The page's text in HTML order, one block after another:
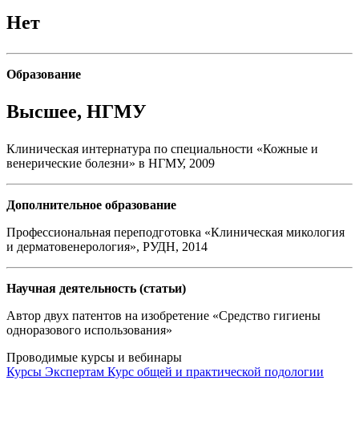
Нет
Образование
Высшее, НГМУ
Клиническая интернатура по специальности «Кожные и
венерические болезни» в НГМУ, 2009
Дополнительное образование
Профессиональная переподготовка «Клиническая микология
и дерматовенерология», РУДН, 2014
Научная деятельность (статьи)
Автор двух патентов на изобретение «Средство гигиены
одноразового использования»
Проводимые курсы и вебинары
Курсы Экспертам Курс общей и практической подологии